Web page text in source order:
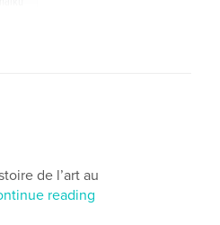
de l’art au
reading